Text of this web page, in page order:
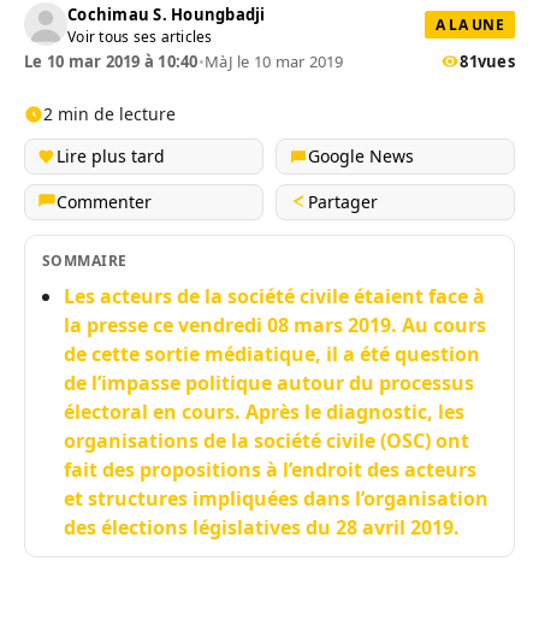
Cochimau S. Houngbadji
Voir tous ses articles
A LA UNE
Le 10 mar 2019 à 10:40•MàJ le 10 mar 2019 81vues
2 min de lecture
Lire plus tard
Google News
Commenter
Partager
SOMMAIRE
Les acteurs de la société civile étaient face à
la presse ce vendredi 08 mars 2019. Au cours
de cette sortie médiatique, il a été question
de l’impasse politique autour du processus
électoral en cours. Après le diagnostic, les
organisations de la société civile (OSC) ont
fait des propositions à l’endroit des acteurs
et structures impliquées dans l’organisation
des élections législatives du 28 avril 2019.